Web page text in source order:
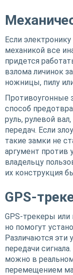
Если
механикой все
придется
взлома личинок
ножницы, пилу
Противоугонные
способ
руль, рулевой
передач. Если
такие замки не
аргумент против
владельцу
их конструкция
GPS-
GPS-трекеры или
но помогут
Различаются эти
передачи
можно в
перемещением